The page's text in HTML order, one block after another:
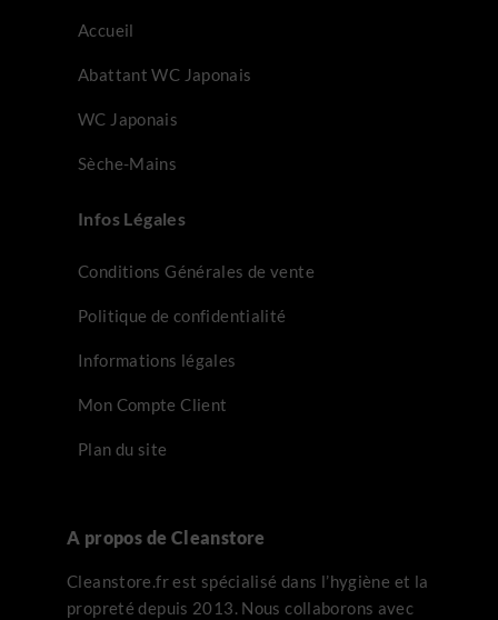
Accueil
Abattant WC Japonais
WC Japonais
Sèche-Mains
Infos Légales
Conditions Générales de vente
Politique de confidentialité
Informations légales
Mon Compte Client
Plan du site
A propos de Cleanstore
Cleanstore.fr est spécialisé dans l’hygiène et la
propreté depuis 2013. Nous collaborons avec